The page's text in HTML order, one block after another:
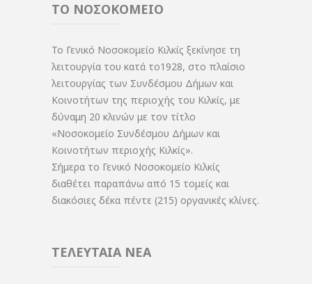
ΤΟ ΝΟΣΟΚΟΜΕΙΟ
Το Γενικό Νοσοκομείο Κιλκίς ξεκίνησε τη
λειτουργία του κατά το1928, στο πλαίσιο
λειτουργίας των Συνδέσμου Δήμων και
Κοινοτήτων της περιοχής του Κιλκίς, με
δύναμη 20 κλινών με τον τίτλο
«Νοσοκομείο Συνδέσμου Δήμων και
Κοινοτήτων περιοχής Κιλκίς».
Σήμερα το Γενικό Νοσοκομείο Κιλκίς
διαθέτει παραπάνω από 15 τομείς και
διακόσιες δέκα πέντε (215) οργανικές κλίνες.
ΤΕΛΕΥΤΑΙΑ ΝΕΑ